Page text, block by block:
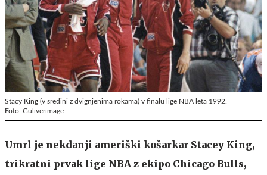
Stacy King (v sredini z dvignjenima rokama) v finalu lige NBA leta 1992.
Foto: Guliverimage
Umrl je nekdanji ameriški košarkar Stacey King,
trikratni prvak lige NBA z ekipo Chicago Bulls,